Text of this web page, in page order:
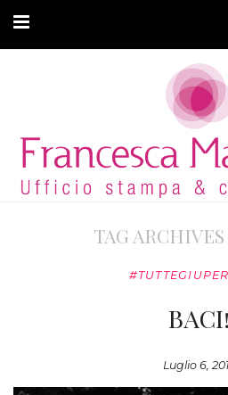
ARTICOLI
MODA ADATTIVA
TAG ARCHIVES
BACI!
Luglio 6,